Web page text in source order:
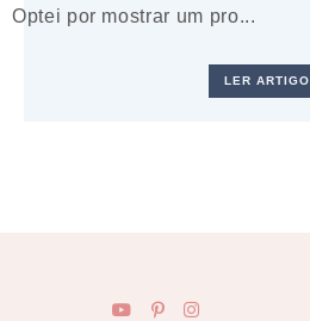
Optei por mostrar um pro...
LER ARTIGO